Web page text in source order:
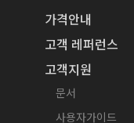
가격안내
고객 레퍼런스
고객지원
문서
사용자가이드